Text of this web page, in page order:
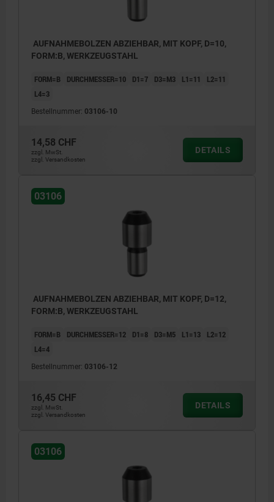
AUFNAHMEBOLZEN ABZIEHBAR, MIT KOPF, D=10,
FORM:B, WERKZEUGSTAHL
FORM=B DURCHMESSER=10 D1=7 D3=M3 L1=11
L2=11
L4=3
Bestellnummer: 03106-10
14,58 CHF
zzgl. MwSt.
zzgl. Versandkosten
DETAILS
03106
AUFNAHMEBOLZEN ABZIEHBAR, MIT KOPF, D=12,
FORM:B, WERKZEUGSTAHL
FORM=B DURCHMESSER=12 D1=8 D3=M5 L1=13
L2=12
L4=4
Bestellnummer: 03106-12
16,45 CHF
zzgl. MwSt.
zzgl. Versandkosten
DETAILS
03106